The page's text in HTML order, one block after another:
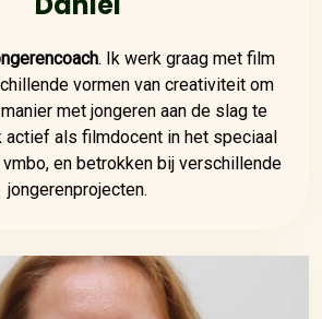
. Ik werk graag met film
vormen van creativiteit om
met jongeren aan de slag te
actief als filmdocent in het speciaal
en betrokken bij verschillende
jongerenprojecten.